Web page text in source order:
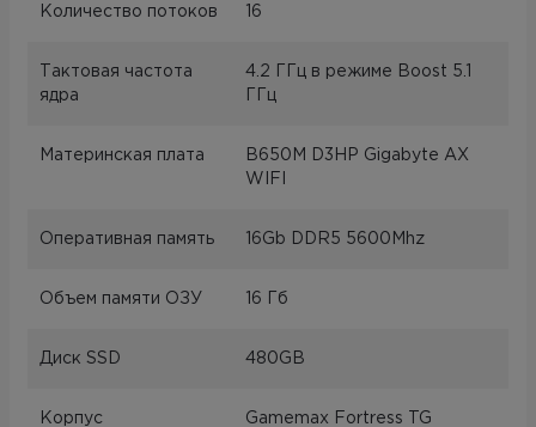
Количество потоков 16
Тактовая частота
ядра
4.2 ГГц в режиме Boost 5.1
ГГц
Материнская плата
B650M D3HP Gigabyte AX
WIFI
Оперативная память 16Gb DDR5 5600Mhz
Объем памяти ОЗУ 16 Гб
Диск SSD 480GB
Корпус Gamemax Fortress TG